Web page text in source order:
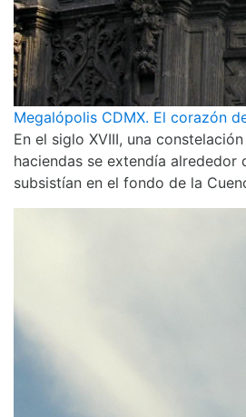
Megalópolis CDMX. El corazón
En el siglo XVIII, una
haciendas se extendía alrededor
subsistían en el fondo de la